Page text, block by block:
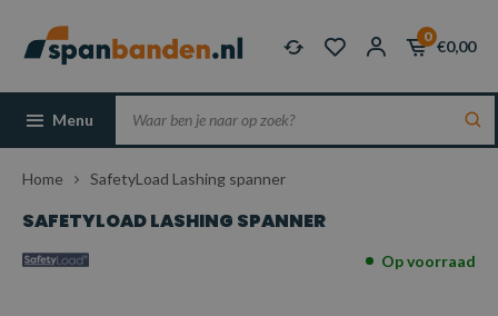
0
€0,00
Menu
Home SafetyLoad Lashing spanner
SAFETYLOAD LASHING SPANNER
Op voorraad